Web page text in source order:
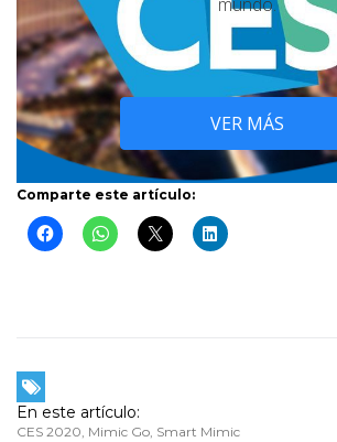
VER MÁS
Comparte este artículo:
En este artículo:
CES 2020, Mimic Go, Smart Mimic